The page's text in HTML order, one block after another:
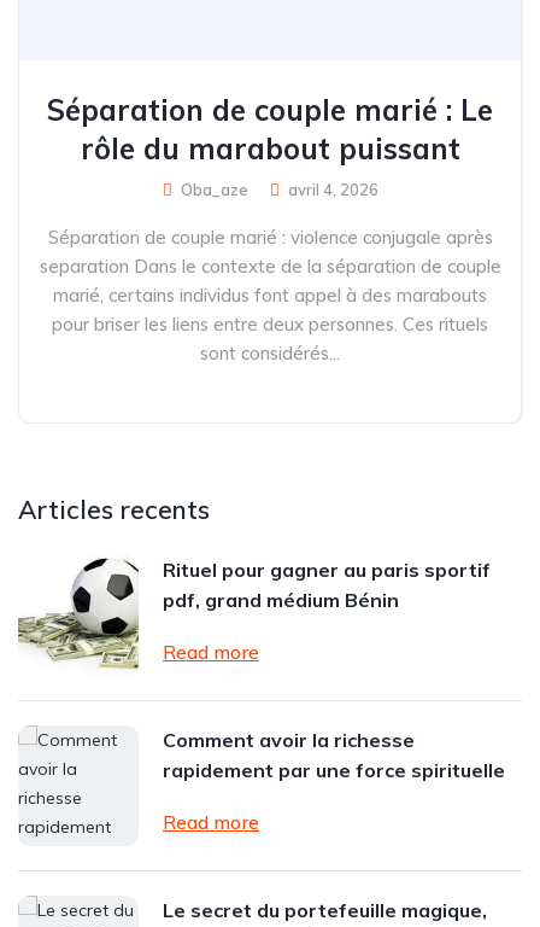
Séparation de couple marié : Le
rôle du marabout puissant
Oba_aze avril 4, 2026
Séparation de couple marié : violence conjugale après
separation Dans le contexte de la séparation de couple
marié, certains individus font appel à des marabouts
pour briser les liens entre deux personnes. Ces rituels
sont considérés...
Articles recents
Rituel pour gagner au paris sportif
pdf, grand médium Bénin
Read more
Comment avoir la richesse
rapidement par une force spirituelle
Read more
Le secret du portefeuille magique,